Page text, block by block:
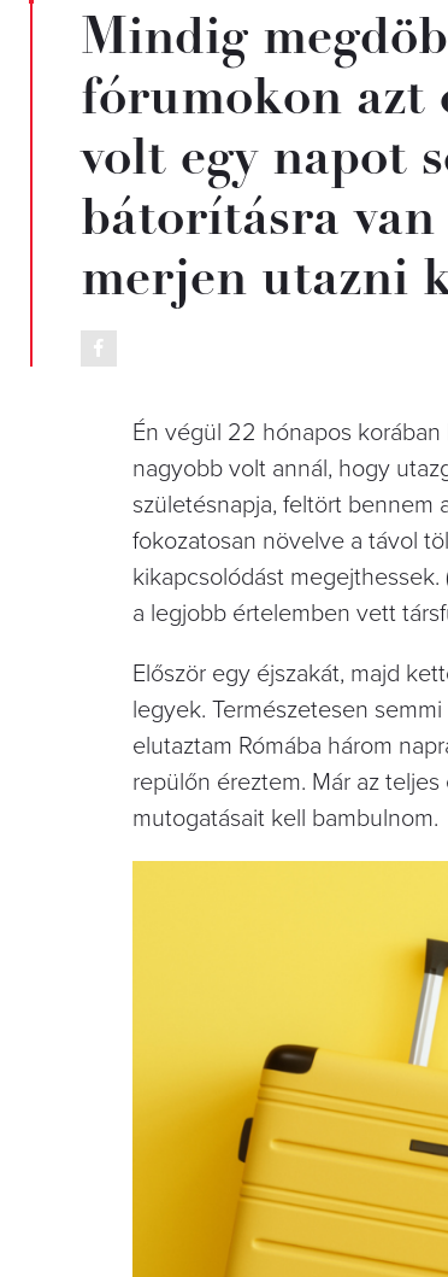
Mindig
fórumokon azt
volt egy napot
bátorításra van
merjen utazni
Én végül 22 hónapos
nagyobb volt annál, hogy
születésnapja, feltört bennem
fokozatosan növelve a távol
kikapcsolódást
a legjobb értelemben vett
Először egy éjszakát, majd
legyek. Természetesen
elutaztam Rómába három
repülőn éreztem. Már az
mutogatásait kell bambulnom.